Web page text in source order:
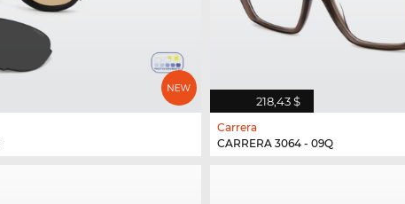
218,43 $
Carrera
CARRERA 3064 - 09Q